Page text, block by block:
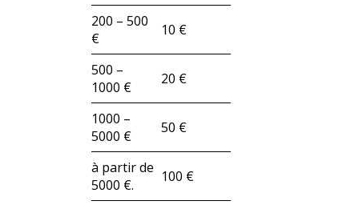
200 – 500
€
10 €
500 –
1000 €
20 €
1000 –
5000 €
50 €
à partir de
5000 €.
100 €